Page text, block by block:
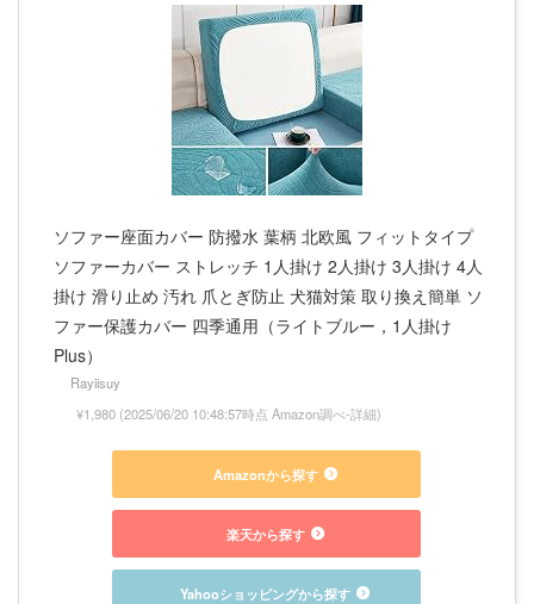
ソファー座面カバー 防撥水 葉柄 北欧風 フィットタイプ
ソファーカバー ストレッチ 1人掛け 2人掛け 3人掛け 4人
掛け 滑り止め 汚れ 爪とぎ防止 犬猫対策 取り換え簡単 ソ
ファー保護カバー 四季通用（ライトブルー，1人掛け
Plus）
Rayiisuy
¥1,980 (2025/06/20 10:48:57時点 Amazon調べ-詳細)
Amazonから探す
楽天から探す
Yahooショッピングから探す